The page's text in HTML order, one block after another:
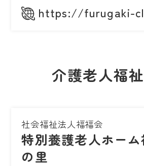
https://furugaki-
介護老人福
社会福祉法人福福会
特別養護老人ホー
の里